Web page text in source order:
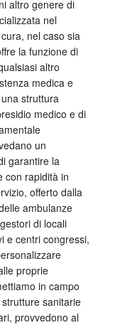
altro genere di
nel
nel caso sia
la funzione di
altro
medica e
struttura
medico e di
un
garantire la
con rapidità in
offerto dalla
ambulanze
di locali
e centri congressi,
proprie
in campo
sanitarie
provvedono al